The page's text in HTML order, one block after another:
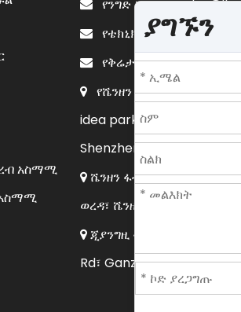
ያግኙን
አስማሚ
 የንግድ ኢሜይል
 የቴክኒክ ድጋፍ፡-info@lb-
 የቅሬታ ኢሜይል፡-
 የሼንዘን ዋና መሥሪያ ቤት፡ 10-
idea park፣ Guanguang
Shenzhen, Guangdong,
ሼንዘን ፋብሪካ፡ 5ኤፍ፣ ህንፃ
ወረዳ፣ ሼንዘን፣ ጓንግዶንግ፣ ቻይና።
ጂያንግዚ ፋብሪካ፡ LB-ሊንክ
Rd፣ Ganzhou፣ Jiangxi፣